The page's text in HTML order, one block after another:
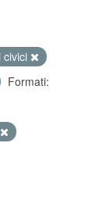
civici
Formati: